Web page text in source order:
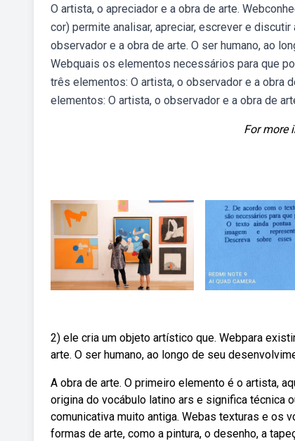
O artista, o apreciador e a obra de arte.
cor) permite analisar, apreciar, escrever e
observador e a obra de arte. O ser humano, ao
Webquais os elementos necessários para que
três elementos: O artista, o observador e a obra
elementos: O artista, o observador e a obra de
For more
2) ele cria um objeto artístico que. Webpara
arte. O ser humano, ao longo de seu
A obra de arte. O primeiro elemento é o artista,
origina do vocábulo latino ars e significa técnica
comunicativa muito antiga. Webas texturas e
formas de arte, como a pintura, o desenho, a